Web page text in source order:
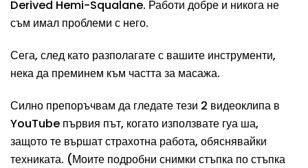
Derived Hemi-Squalane. Работи добре и никога не
съм имал проблеми с него.
Сега, след като разполагате с вашите инструменти,
нека да преминем към частта за масажа.
Силно препоръчвам да гледате тези 2 видеоклипа в
YouTube първия път, когато използвате гуа ша,
защото те вършат страхотна работа, обяснявайки
техниката. (Моите подробни снимки стъпка по стъпка